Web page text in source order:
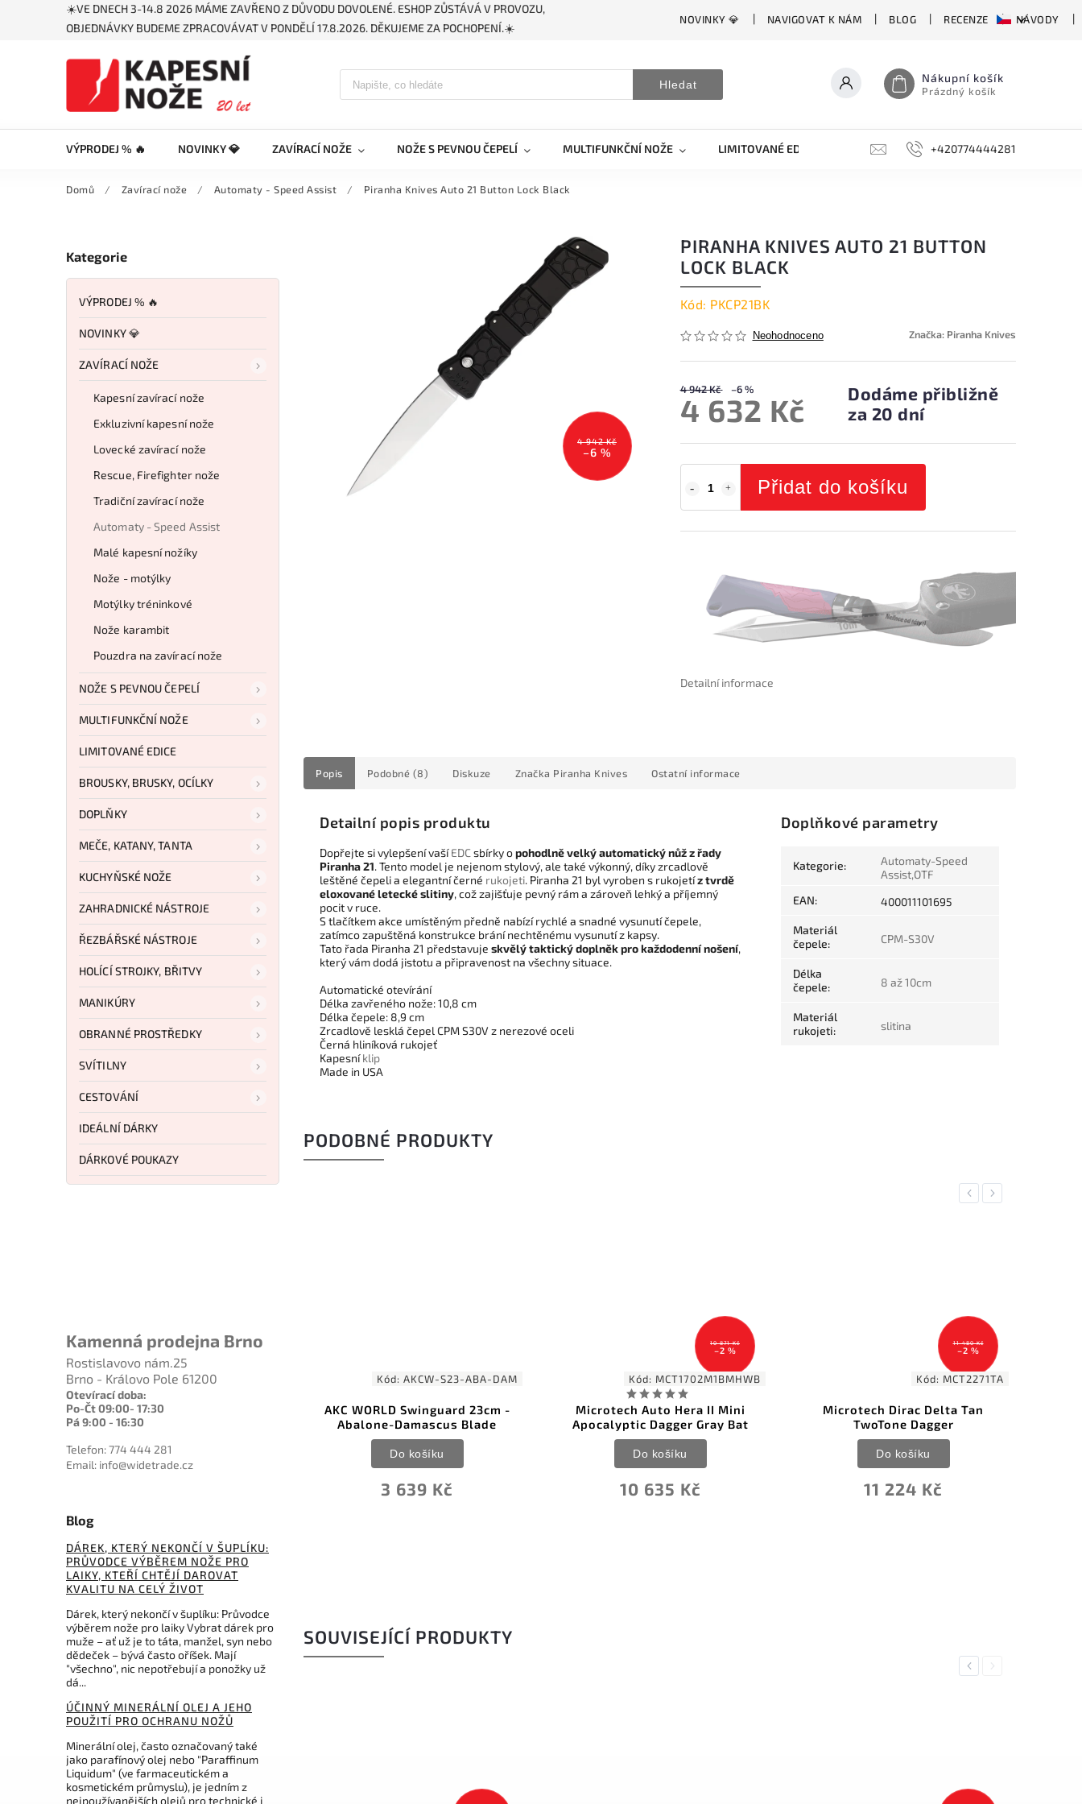
☀️VE DNECH 3-14.8 2026 MÁME ZAVŘENO Z DŮVODU DOVOLENÉ. ESHOP ZŮSTÁVÁ V PROVOZU,
OBJEDNÁVKY BUDEME ZPRACOVÁVAT V PONDĚLÍ 17.8.2026. DĚKUJEME ZA POCHOPENÍ.☀️
NOVINKY 💎 NAVIGOVAT K NÁM BLOG RECENZE NÁVODY
Hledat Nákupní košík
Prázdný košík
VÝPRODEJ % 🔥 NOVINKY 💎 ZAVÍRACÍ NOŽE NOŽE S PEVNOU ČEPELÍ MULTIFUNKČNÍ NOŽE LIMITOVANÉ EDICE BROUSKY, BRUSKY, OCÍLKY
+420774444281
Domů / Zavírací nože / Automaty - Speed Assist / Piranha Knives Auto 21 Button Lock Black
Kategorie
VÝPRODEJ % 🔥
NOVINKY 💎
ZAVÍRACÍ NOŽE
Kapesní zavírací nože
Exkluzivní kapesní nože
Lovecké zavírací nože
Rescue, Firefighter nože
Tradiční zavírací nože
Automaty - Speed Assist
Malé kapesní nožíky
Nože - motýlky
Motýlky tréninkové
Nože karambit
Pouzdra na zavírací nože
NOŽE S PEVNOU ČEPELÍ
MULTIFUNKČNÍ NOŽE
LIMITOVANÉ EDICE
BROUSKY, BRUSKY, OCÍLKY
DOPLŇKY
MEČE, KATANY, TANTA
KUCHYŇSKÉ NOŽE
ZAHRADNICKÉ NÁSTROJE
ŘEZBÁŘSKÉ NÁSTROJE
HOLÍCÍ STROJKY, BŘITVY
MANIKÚRY
OBRANNÉ PROSTŘEDKY
SVÍTILNY
CESTOVÁNÍ
IDEÁLNÍ DÁRKY
DÁRKOVÉ POUKAZY
Kamenná prodejna Brno
Rostislavovo nám.25
Brno - Královo Pole 61200
Otevírací doba:
Po-Čt 09:00- 17:30
Pá 9:00 - 16:30
Telefon: 774 444 281
Email: info@widetrade.cz
Blog
DÁREK, KTERÝ NEKONČÍ V ŠUPLÍKU:
PRŮVODCE VÝBĚREM NOŽE PRO
LAIKY, KTEŘÍ CHTĚJÍ DAROVAT
KVALITU NA CELÝ ŽIVOT
Dárek, který nekončí v šuplíku: Průvodce
výběrem nože pro laiky Vybrat dárek pro
muže – ať už je to táta, manžel, syn nebo
dědeček – bývá často oříšek. Mají
"všechno", nic nepotřebují a ponožky už
dá...
ÚČINNÝ MINERÁLNÍ OLEJ A JEHO
POUŽITÍ PRO OCHRANU NOŽŮ
Minerální olej, často označovaný také
jako parafínový olej nebo "Paraffinum
Liquidum" (ve farmaceutickém a
kosmetickém průmyslu), je jedním z
nejpoužívanějších olejů pro technické i
4 942 Kč
–6 %
PIRANHA KNIVES AUTO 21 BUTTON
LOCK BLACK
Kód: PKCP21BK
Neohodnoceno Značka: Piranha Knives
4 942 Kč –6 %
4 632 Kč
Dodáme přibližně
za 20 dní
Přidat do košíku
Detailní informace
Popis Podobné (8) Diskuze Značka Piranha Knives Ostatní informace
Detailní popis produktu
Dopřejte si vylepšení vašíEDCsbírky opohodlně velký automatický nůž z řady
Piranha 21. Tento model je nejenom stylový, ale také výkonný, díky zrcadlově
leštěné čepeli a elegantní černé rukojeti. Piranha 21 byl vyroben s rukojetíz tvrdě
eloxované letecké slitiny, což zajišťuje pevný rám a zároveň lehký a příjemný
pocit v ruce.
S tlačítkem akce umístěným předně nabízí rychlé a snadné vysunutí čepele,
zatímco zapuštěná konstrukce brání nechtěnému vysunutí z kapsy.
Tato řada Piranha 21 představuje skvělý taktický doplněk pro každodenní nošení,
který vám dodá jistotu a připravenost na všechny situace.
Automatické otevírání
Délka zavřeného nože: 10,8 cm
Délka čepele: 8,9 cm
Zrcadlově lesklá čepel CPM S30V z nerezové oceli
Černá hliníková rukojeť
Kapesníklip
Made in USA
Doplňkové parametry
Kategorie:
Automaty-Speed
Assist,OTF
EAN: 400011101695
Materiál
čepele: CPM-S30V
Délka
čepele: 8 až 10cm
Materiál
rukojeti: slitina
PODOBNÉ PRODUKTY
Previous
1 949 Kč
–20 %
Kód:AKCF14-CF
F-14 OTF bayonet
Carbon Fiber
Do košíku
AKCW-S23-ABA-DAM
AKC WORLD Swinguard 23cm -
Abalone-Damascus Blade
Kód: MCT1702M1BMHWB
Microtech Auto Hera II Mini
Apocalyptic Dagger Gray Bat
Microtech Dirac Delta Tan
TwoTone Dagger
Smith & Wesson
Next
SOUVISEJÍCÍ PRODUKTY
PreviousNext